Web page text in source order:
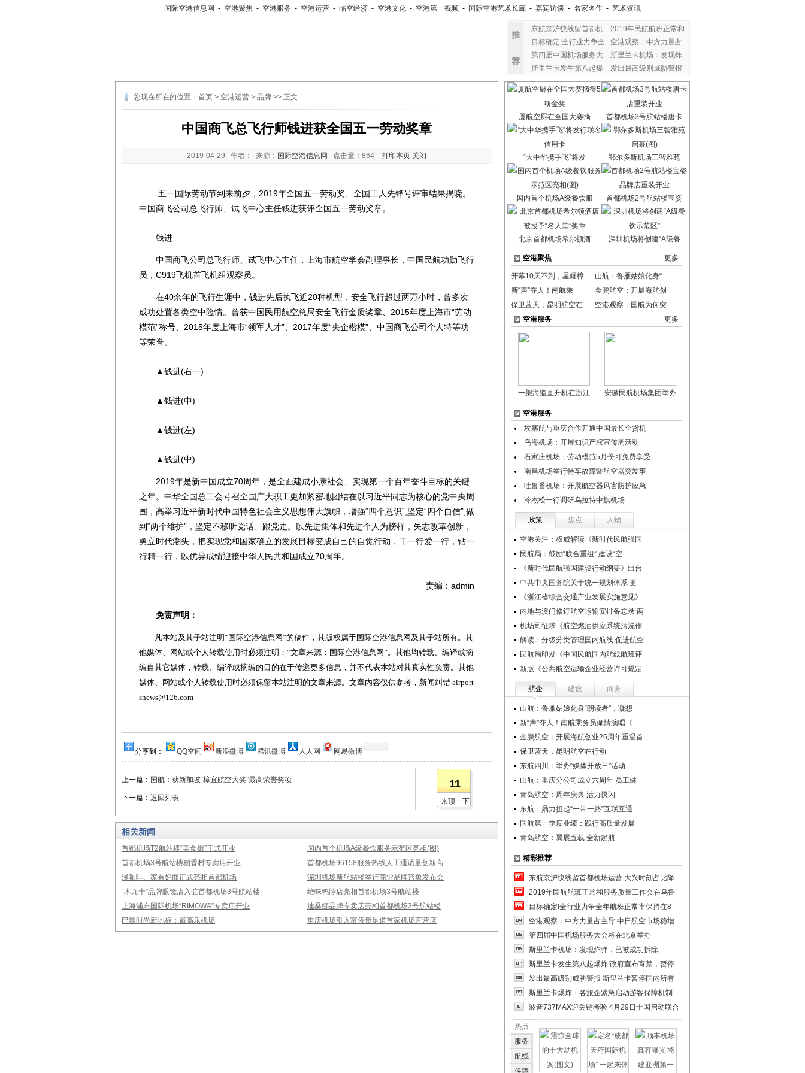
国际空港信息网 - 空港聚焦 - 空港服务 - 空港运营 - 临空经济 - 空港文化 - 空港第一视频 - 国际空港艺术长廊 - 嘉宾访谈 - 名家名作 - 艺术资讯
推
荐
东航京沪快线留首都机
2019年民航航班正常和
目标确定!全行业力争全
空港观察：中方力量占
第四届中国机场服务大
斯里兰卡机场：发现炸
斯里兰卡发生第八起爆
发出最高级别威胁警报
您现在所在的位置： 首页 > 空港运营 > 品牌 >> 正文
中国商飞总飞行师钱进获全国五一劳动奖章
2019-04-29 作者： 来源： 国际空港信息网 点击量： 864 打印本页 关闭
五一国际劳动节到来前夕，2019年全国五一劳动奖、全国工人先锋号评审结果揭晓。
中国商飞公司总飞行师、试飞中心主任钱进获评全国五一劳动奖章。
钱进
中国商飞公司总飞行师、试飞中心主任，上海市航空学会副理事长，中国民航功勋飞行
员，C919飞机首飞机组观察员。
在40余年的飞行生涯中，钱进先后执飞近20种机型，安全飞行超过两万小时，曾多次
成功处置各类空中险情。曾获中国民用航空总局安全飞行金质奖章、2015年度上海市“劳动
模范”称号、2015年度上海市“领军人才”、2017年度“央企楷模”、中国商飞公司个人特等功
等荣誉。
▲钱进(右一)
▲钱进(中)
▲钱进(左)
▲钱进(中)
2019年是新中国成立70周年，是全面建成小康社会、实现第一个百年奋斗目标的关键
之年。中华全国总工会号召全国广大职工更加紧密地团结在以习近平同志为核心的党中央周
围，高举习近平新时代中国特色社会主义思想伟大旗帜，增强“四个意识”,坚定“四个自信”,做
到“两个维护”，坚定不移听党话、跟党走。以先进集体和先进个人为榜样，矢志改革创新，
勇立时代潮头，把实现党和国家确立的发展目标变成自己的自觉行动，干一行爱一行，钻一
行精一行，以优异成绩迎接中华人民共和国成立70周年。
责编：admin
免责声明：
凡本站及其子站注明“国际空港信息网”的稿件，其版权属于国际空港信息网及其子站所有。其
他媒体、网站或个人转载使用时必须注明：“文章来源：国际空港信息网”。其他均转载、编译或摘
编自其它媒体，转载、编译或摘编的目的在于传递更多信息，并不代表本站对其真实性负责。其他
媒体、网站或个人转载使用时必须保留本站注明的文章来源。文章内容仅供参考，新闻纠错 airport
snews@126.com
分享到： QQ空间 新浪微博 腾讯微博 人人网 网易微博
上一篇： 国航：获新加坡“樟宜航空大奖”最高荣誉奖项
下一篇： 返回列表
11
来顶一下
相关新闻
首都机场T2航站楼“美食街”正式开业
国内首个机场A级餐饮服务示范区亮相(图)
首都机场3号航站楼稻香村专卖店开业
首都机场96158服务热线人工通话量创新高
漫咖啡、家有好面正式亮相首都机场
深圳机场新航站楼举行商业品牌形象发布会
“木九十”品牌眼镜店入驻首都机场3号航站楼
绝味鸭脖店亮相首都机场3号航站楼
上海浦东国际机场“RIMOWA”专卖店开业
迪桑娜品牌专卖店亮相首都机场3号航站楼
巴黎时尚新地标：戴高乐机场
重庆机场引入富侨贵足道首家机场直营店
厦航空厨在全国大赛摘 首都机场3号航站楼唐卡
“大中华携手飞”将发 鄂尔多斯机场三智雅苑
国内首个机场A级餐饮服 首都机场2号航站楼宝姿
北京首都机场希尔顿酒 深圳机场将创建“A级餐
空港聚焦 更多
开幕10天不到，星耀樟
山航：鲁雁姑娘化身“
新“声”夺人！南航乘
金鹏航空：开展海航创
保卫蓝天，昆明航空在
空港观察：国航为何突
空港服务
更多
一架海监直升机在浙江 安徽民航机场集团举办
空港服务
埃塞航与重庆合作开通中国最长全货机
乌海机场：开展知识产权宣传周活动
石家庄机场：劳动模范5月份可免费享受
南昌机场举行特车故障暨航空器突发事
吐鲁番机场：开展航空器风害防护应急
冷杰松一行调研乌拉特中旗机场
政策 焦点 人物
空港关注：权威解读《新时代民航强国
民航局：鼓励“联合重组” 建设“空
《新时代民航强国建设行动纲要》出台
中共中央国务院关于统一规划体系 更
《浙江省综合交通产业发展实施意见》
内地与澳门修订航空运输安排备忘录 两
机场司征求《航空燃油供应系统清洗作
解读：分级分类管理国内航线 促进航空
民航局印发《中国民航国内航线航班评
新版《公共航空运输企业经营许可规定
航企 建设 商务
山航：鲁雁姑娘化身“朗读者”，凝想
新“声”夺人！南航乘务员倾情演唱《
金鹏航空：开展海航创业26周年重温首
保卫蓝天，昆明航空在行动
东航四川：举办“媒体开放日”活动
山航：重庆分公司成立六周年 员工健
青岛航空：周年庆典 活力快闪
东航：鼎力担起“一带一路”互联互通
国航第一季度业绩：践行高质量发展
青岛航空：翼展五载 全新起航
精彩推荐
东航京沪快线留首都机场运营 大兴时刻占比降
2019年民航航班正常和服务质量工作会在乌鲁
目标确定!全行业力争全年航班正常率保持在8
空港观察：中方力量占主导 中日航空市场稳增
第四届中国机场服务大会将在北京举办
斯里兰卡机场：发现炸弹，已被成功拆除
斯里兰卡发生第八起爆炸!政府宣布宵禁，暂停
发出最高级别威胁警报 斯里兰卡暂停国内所有
斯里兰卡爆炸：各旅企紧急启动游客保障机制
波音737MAX迎关键考验 4月29日十国启动联合
热点
服务
航线
保障